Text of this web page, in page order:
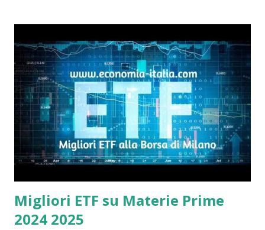
Migliori ETF su Materie Prime
2024 2025